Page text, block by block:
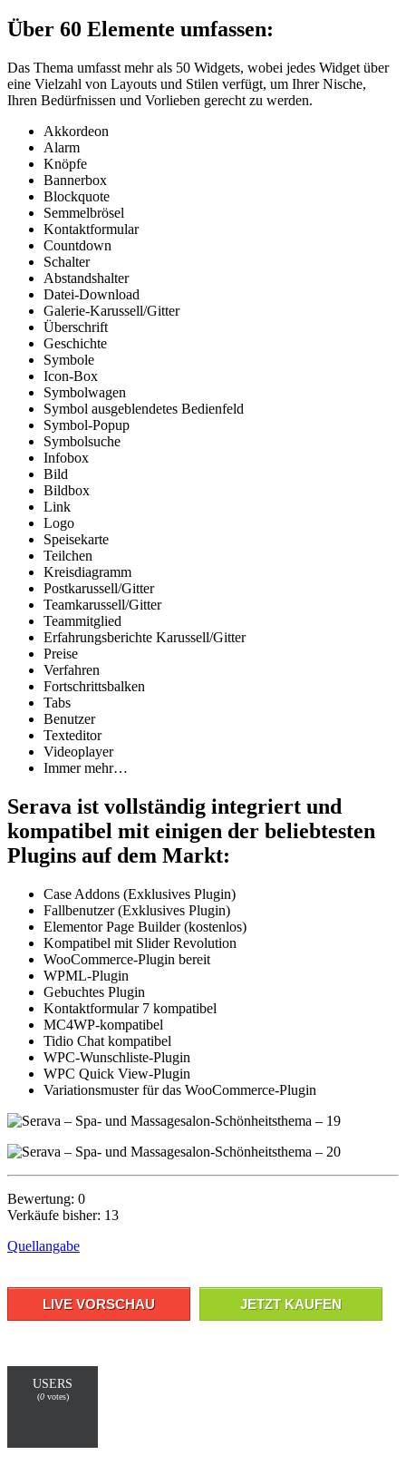
Über 60 Elemente umfassen:
Das Thema umfasst mehr als 50 Widgets, wobei jedes Widget über
eine Vielzahl von Layouts und Stilen verfügt, um Ihrer Nische,
Ihren Bedürfnissen und Vorlieben gerecht zu werden.
Akkordeon
Alarm
Knöpfe
Bannerbox
Blockquote
Semmelbrösel
Kontaktformular
Countdown
Schalter
Abstandshalter
Datei-Download
Galerie-Karussell/Gitter
Überschrift
Geschichte
Symbole
Icon-Box
Symbolwagen
Symbol ausgeblendetes Bedienfeld
Symbol-Popup
Symbolsuche
Infobox
Bild
Bildbox
Link
Logo
Speisekarte
Teilchen
Kreisdiagramm
Postkarussell/Gitter
Teamkarussell/Gitter
Teammitglied
Erfahrungsberichte Karussell/Gitter
Preise
Verfahren
Fortschrittsbalken
Tabs
Benutzer
Texteditor
Videoplayer
Immer mehr…
Serava ist vollständig integriert und
kompatibel mit einigen der beliebtesten
Plugins auf dem Markt:
Case Addons (Exklusives Plugin)
Fallbenutzer (Exklusives Plugin)
Elementor Page Builder (kostenlos)
Kompatibel mit Slider Revolution
WooCommerce-Plugin bereit
WPML-Plugin
Gebuchtes Plugin
Kontaktformular 7 kompatibel
MC4WP-kompatibel
Tidio Chat kompatibel
WPC-Wunschliste-Plugin
WPC Quick View-Plugin
Variationsmuster für das WooCommerce-Plugin
Bewertung: 0
Verkäufe bisher: 13
Quellangabe
LIVE VORSCHAU JETZT KAUFEN
USERS
(0votes)